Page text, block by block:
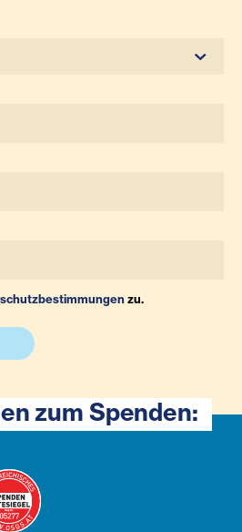
zu.
zum Spenden: